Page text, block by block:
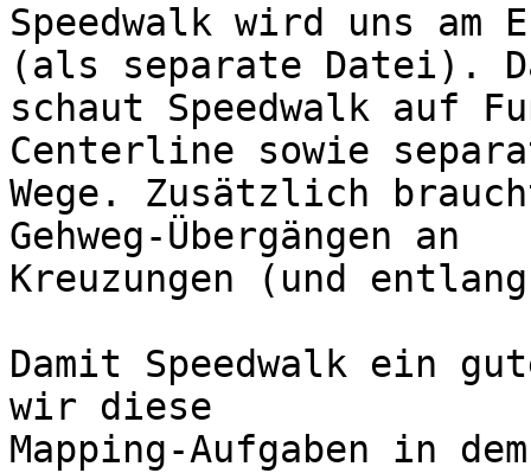
Speedwalk wird uns am
(als separate Datei).
schaut Speedwalk auf
Centerline sowie
Wege. Zusätzlich
Gehweg-Übergängen an
Kreuzungen (und
Damit Speedwalk ein
wir diese
Mapping-Aufgaben in